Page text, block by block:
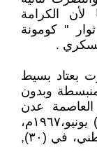
لأن الكرامة
" كومونة
.
بعتاد بسيط
وبدون
عدن
بأيديهم لأكثر من عشرين يوما، في( ٢٠) يونيو،١٩٦٧م،
كبروفة أولى/ مقدمة لثورة الاستقلال الوطني، في (٣٠),